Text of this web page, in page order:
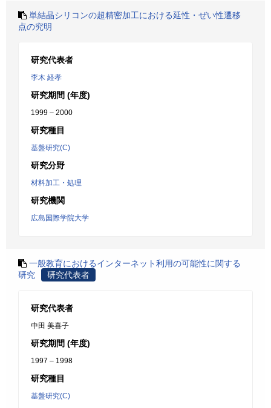
単結晶シリコンの超精密加工における延性・ぜい性遷移
点の究明
研究代表者
李木 経孝
研究期間 (年度)
1999 – 2000
研究種目
基盤研究(C)
研究分野
材料加工・処理
研究機関
広島国際学院大学
一般教育におけるインターネット利用の可能性に関する
研究
研究代表者
研究代表者
中田 美喜子
研究期間 (年度)
1997 – 1998
研究種目
基盤研究(C)